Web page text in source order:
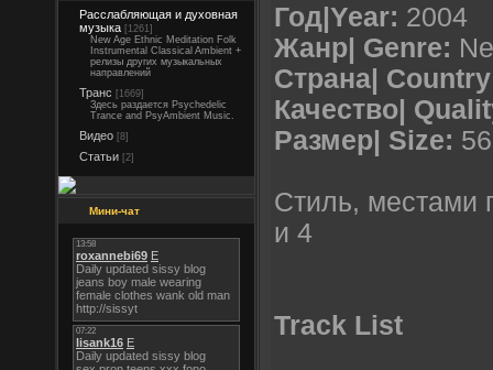
Расслабляющая и духовная
музыка [1261]
New Age Ethnic Meditation Folk
Instrumental Classical Ambient +
релизы других музыкальных
направлений
Транс [1669]
Здесь раздается Psychedelic
Trance and PsyAmbient Music.
Видео [8]
Статьи [2]
Мини-чат
Год|Year: 2004
Жанр| Genre:
Страна|
Качество|
Размер| Size:
Стиль, местами
и 4
Track List